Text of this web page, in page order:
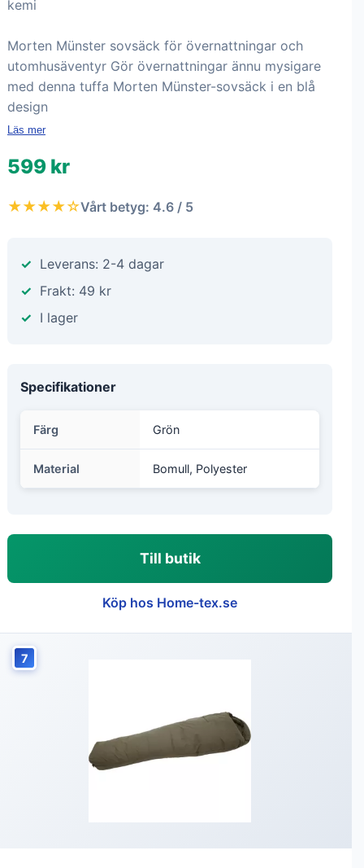
kemi
Morten Münster sovsäck för övernattningar och
utomhusäventyr Gör övernattningar ännu mysigare
med denna tuffa Morten Münster-sovsäck i en blå
design
Läs mer
599 kr
★★★★☆Vårt betyg: 4.6 / 5
Leverans: 2-4 dagar
Frakt: 49 kr
I lager
Specifikationer
Färg Grön
Material Bomull, Polyester
Till butik
Köp hos Home-tex.se
7